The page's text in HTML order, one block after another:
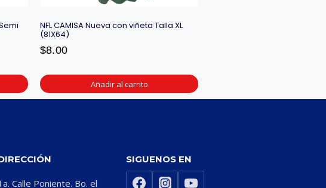
NFL CAMISA Nueva con viñeta Talla XL
(81X64)
$8.00
Añadir al carrito
Calle Poniente. Bo. el
SIGUENOS EN